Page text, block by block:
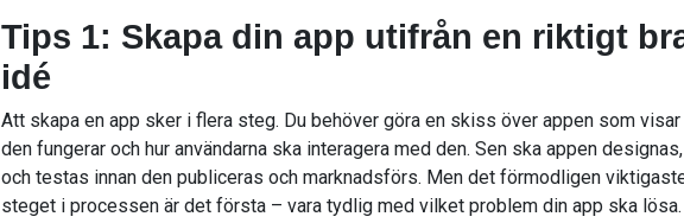
Tips 1: Skapa din app utifrån en riktigt
idé
Att skapa en app sker i flera steg. Du behöver göra en skiss över appen som visar
den fungerar och hur användarna ska interagera med den. Sen ska appen
och testas innan den publiceras och marknadsförs. Men det förmodligen
steget i processen är det första – vara tydlig med vilket problem din app ska lösa.